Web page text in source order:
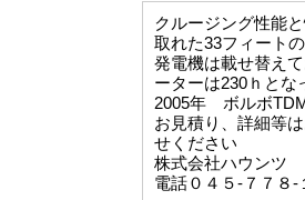
クルージング性能
取れた33フィート
発電機は載せ替え
ーターは230ｈとな
2005年 ボルボ
お見積り、詳細等
せください
株式会社ハウンツ
電話０４５-７７８-